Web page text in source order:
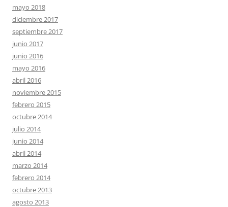
mayo 2018
diciembre 2017
septiembre 2017
junio 2017
junio 2016
mayo 2016
abril 2016
noviembre 2015
febrero 2015
octubre 2014
julio 2014
junio 2014
abril 2014
marzo 2014
febrero 2014
octubre 2013
agosto 2013